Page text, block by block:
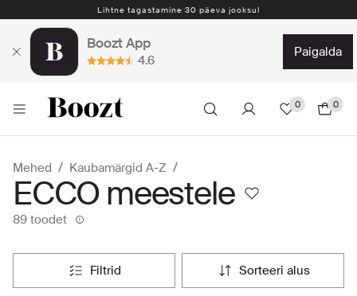
Lihtne tagastamine 30 päeva jooksul
Boozt App
4.6
paigalda
0 0
Mehed Kaubamärgid A-Z
ECCO meestele
89 toodet
filtrid sorteeri alus